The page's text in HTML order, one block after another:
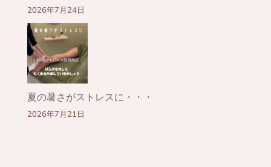
2026年7月24日
夏の暑さがストレスに・・・
2026年7月21日